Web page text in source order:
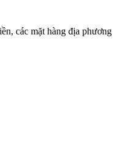
các mặt hàng địa phương